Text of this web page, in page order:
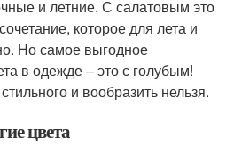
и летние. С салатовым это
которое для лета и
Но самое выгодное
в одежде – это с голубым!
и вообразить нельзя.
цвета